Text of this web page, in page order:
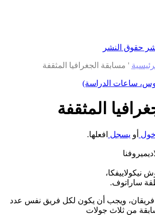
حقوق النشر
' مسابقة الجغرافيا المثقفة
ساعات الدراسة)
المثقفة
أو يسجل افعلها.
نيكولاييفكا،
ساراتوف.
فريقان، ويجب أن يكون لكل فريق نفس عدد
من ثلاث جولات